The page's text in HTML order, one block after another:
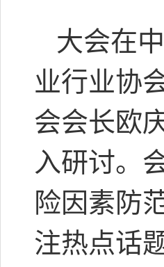
大会在
业行业协
会会长欧
入研讨。
险因素防
注热点话